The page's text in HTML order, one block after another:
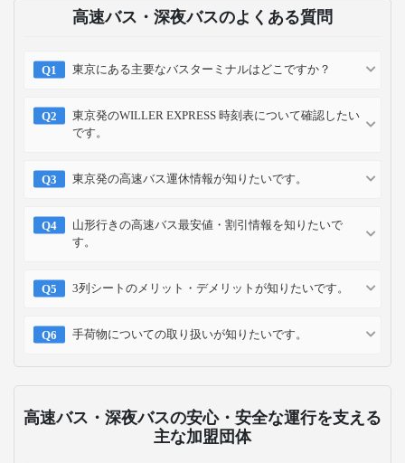
高速バス・深夜バスのよくある質問
東京にある主要なバスターミナルはどこですか？
東京発のWILLER EXPRESS 時刻表について確認したい
です。
東京発の高速バス運休情報が知りたいです。
山形行きの高速バス最安値・割引情報を知りたいで
す。
3列シートのメリット・デメリットが知りたいです。
手荷物についての取り扱いが知りたいです。
高速バス・深夜バスの安心・安全な運行を支える
主な加盟団体